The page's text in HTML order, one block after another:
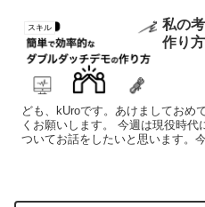
スキル
私の
作り方
ども、kUroです。あけましておめ
くお願いします。 今週は現役時
ついてお話をしたいと思います。